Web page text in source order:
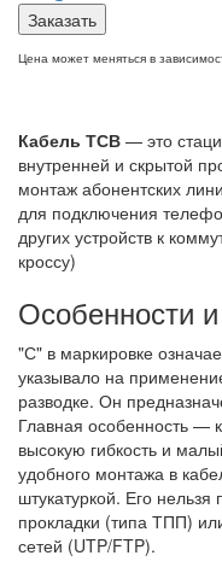
Заказать
Цена может меняться в
Кабель ТСВ — это
внутренней и скрытой
монтаж абонентских
для подключения
других устройств к
кроссу)
Особенности
"С" в маркировке
указывало на
разводке. Он
Главная особенность —
высокую гибкость и
удобного монтажа в
штукатуркой. Его
прокладки (типа ТПП)
сетей (UTP/FTP).